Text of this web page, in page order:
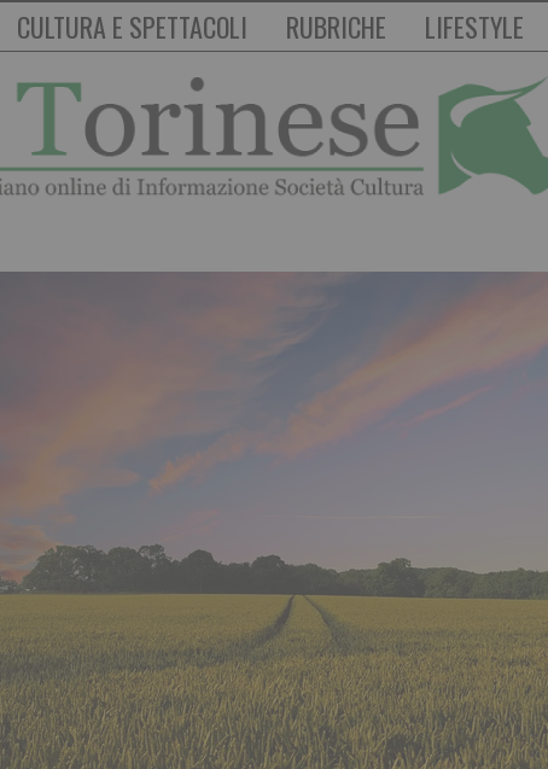
CULTURA E SPETTACOLI RUBRICHE LIFESTYLE